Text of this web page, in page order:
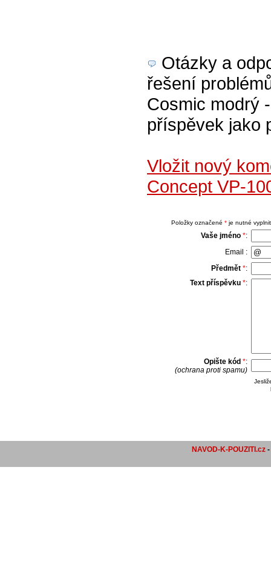
Otázky a
řešení
Cosmic modrý
příspěvek jako
Vložit nový
Concept VP-
Položky označené *je nutné
Vaše jméno *:
Email :
Předmět *:
Text příspěvku *:
Opište kód *:
(ochrana proti spamu)
NAVOD-K-POUZITI.cz